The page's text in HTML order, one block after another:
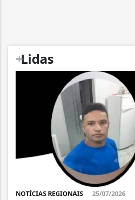
+
Lidas
NOTÍCIAS REGIONAIS 25/07/2026